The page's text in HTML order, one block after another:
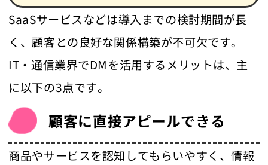
SaaSサービスなどは導入までの検討期間が長
く、顧客との良好な関係構築が不可欠です。
IT・通信業界でDMを活用するメリットは、主
に以下の3点です。
顧客に直接アピールできる
商品やサービスを認知してもらいやすく、情報